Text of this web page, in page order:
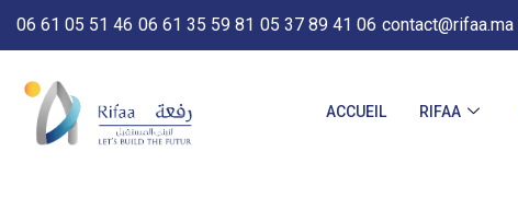
06 61 05 51 46 06 61 35 59 81 05 37 89 41 06 contact@rifaa.ma
ACCUEIL RIFAA